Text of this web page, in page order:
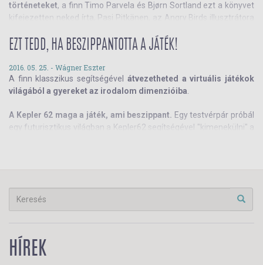
történeteket, a finn Timo Parvela és Bjørn Sortland ezt a könyvet
kifejezetten neked írta, Pasi Pitkänen, az Angry Birds illusztrátora
Bánáti Kende írását olvasod.
EZT TEDD, HA BESZIPPANTOTTA A JÁTÉK!
2016. 05. 25. - Wágner Eszter
A finn klasszikus segítségével átvezetheted a virtuális játékok
világából a gyereket az irodalom dimenzióiba
A Kepler 62 maga a játék, ami beszippant. Egy testvérpár próbál
egy futurisztikus világban a Kepler62 segítségével "kimenekülni" a
HÍREK